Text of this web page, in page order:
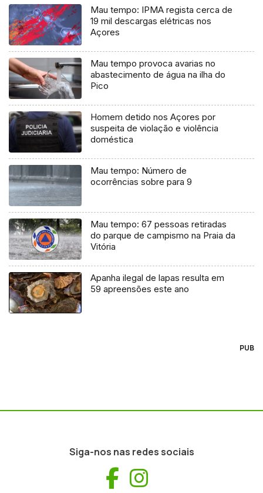
Mau tempo: IPMA regista cerca de
19 mil descargas elétricas nos
Açores
Mau tempo provoca avarias no
abastecimento de água na ilha do
Pico
Homem detido nos Açores por
suspeita de violação e violência
doméstica
Mau tempo: Número de
ocorrências sobre para 9
Mau tempo: 67 pessoas retiradas
do parque de campismo na Praia da
Vitória
Apanha ilegal de lapas resulta em
59 apreensões este ano
PUB
Siga-nos nas redes sociais
Facebook